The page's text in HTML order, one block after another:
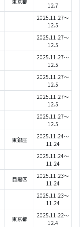
12.7
2025.11.27～
12.5
2025.11.27～
12.5
2025.11.27～
12.5
2025.11.27～
12.5
2025.11.27～
12.5
2025.11.27～
12.5
東銀座
2025.11.24～
11.24
2025.11.24～
11.24
目黒区
2025.11.23～
11.24
2025.11.23～
11.24
東京都
2025.11.22～
12.4